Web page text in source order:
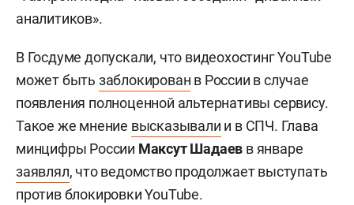
аналитиков».
В Госдуме допускали, что видеохостинг YouTube
может быть заблокирован в России в случае
появления полноценной альтернативы сервису.
Такое же мнение высказывали и в СПЧ. Глава
минцифры России Максут Шадаев в январе
заявлял, что ведомство продолжает выступать
против блокировки YouTube.